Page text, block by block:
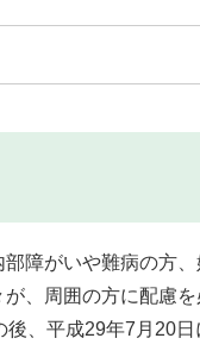
障がいや難病の方
、周囲の方に配慮
、平成29年7月20